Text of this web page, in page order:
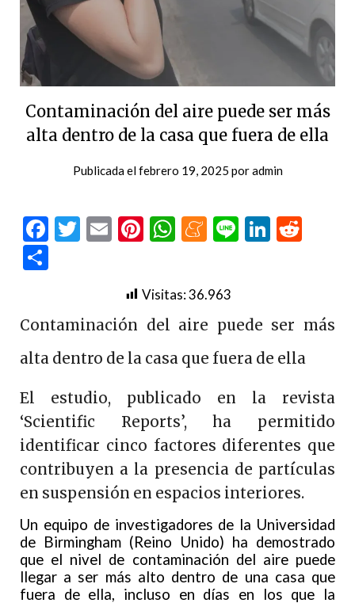
Contaminación del aire puede ser más
alta dentro de la casa que fuera de ella
Publicada elfebrero 19, 2025 poradmin
Facebook
Twitter
EmailPinterest
WhatsApp
Meneame
Line
Visitas:36.963
Contaminación del aire puede ser más
alta dentro de la casa que fuera de ella
El estudio, publicado en la revista
‘Scientific Reports’, ha permitido
identificar cinco factores diferentes que
contribuyen a la presencia de partículas
en suspensión en espacios interiores.
Un equipo de investigadores de la Universidad
de Birmingham (Reino Unido) ha demostrado
que el nivel de contaminación del aire puede
llegar a ser más alto dentro de una casa que
fuera de ella, incluso en días en los que la